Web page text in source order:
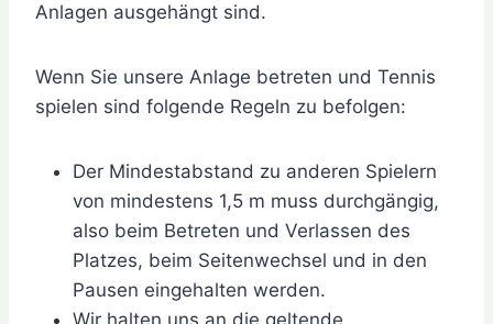
Anlagen ausgehängt sind.
Wenn Sie unsere Anlage betreten und Tennis
spielen sind folgende Regeln zu befolgen:
Der Mindestabstand zu anderen Spielern
von mindestens 1,5 m muss durchgängig,
also beim Betreten und Verlassen des
Platzes, beim Seitenwechsel und in den
Pausen eingehalten werden.